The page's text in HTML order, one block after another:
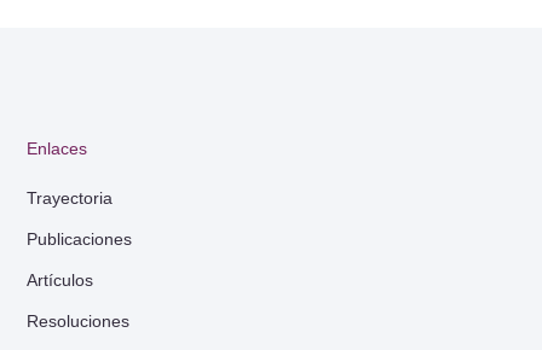
Enlaces
Trayectoria
Publicaciones
Artículos
Resoluciones